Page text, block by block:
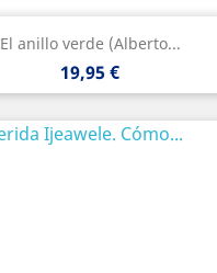
El anillo verde (Alberto...
Precio
19,95 €